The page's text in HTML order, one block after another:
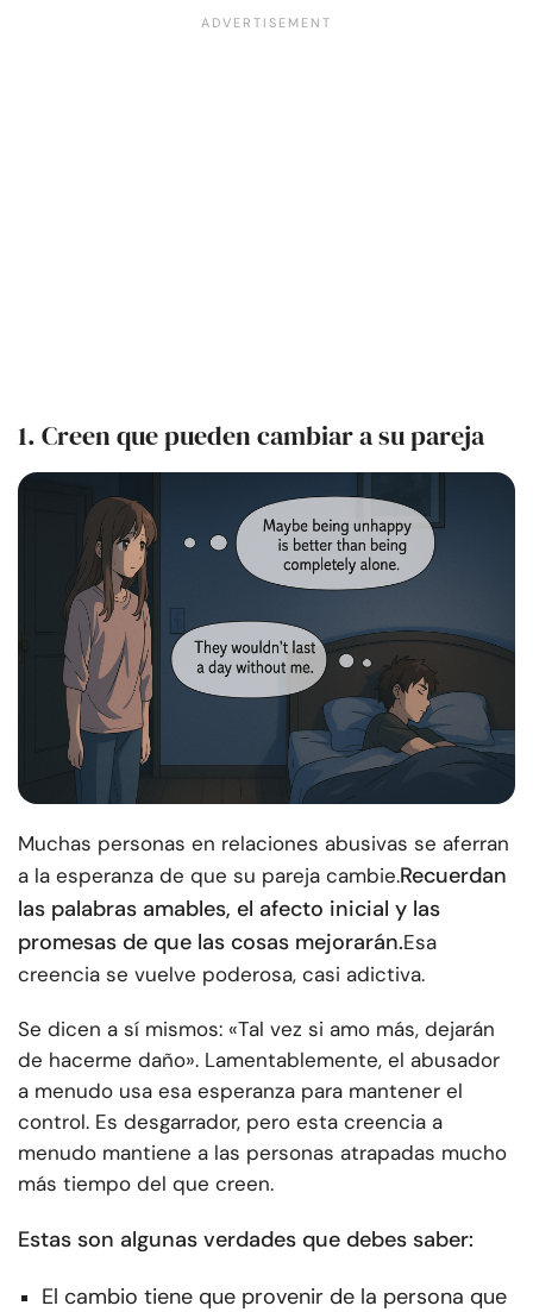
1. Creen que pueden cambiar a su pareja
Muchas personas en relaciones abusivas se aferran
a la esperanza de que su pareja cambie.Recuerdan
las palabras amables, el afecto inicial y las
promesas de que las cosas mejorarán.Esa
creencia se vuelve poderosa, casi adictiva.
Se dicen a sí mismos: «Tal vez si amo más, dejarán
de hacerme daño». Lamentablemente, el abusador
a menudo usa esa esperanza para mantener el
control. Es desgarrador, pero esta creencia a
menudo mantiene a las personas atrapadas mucho
más tiempo del que creen.
Estas son algunas verdades que debes saber:
El cambio tiene que provenir de la persona que